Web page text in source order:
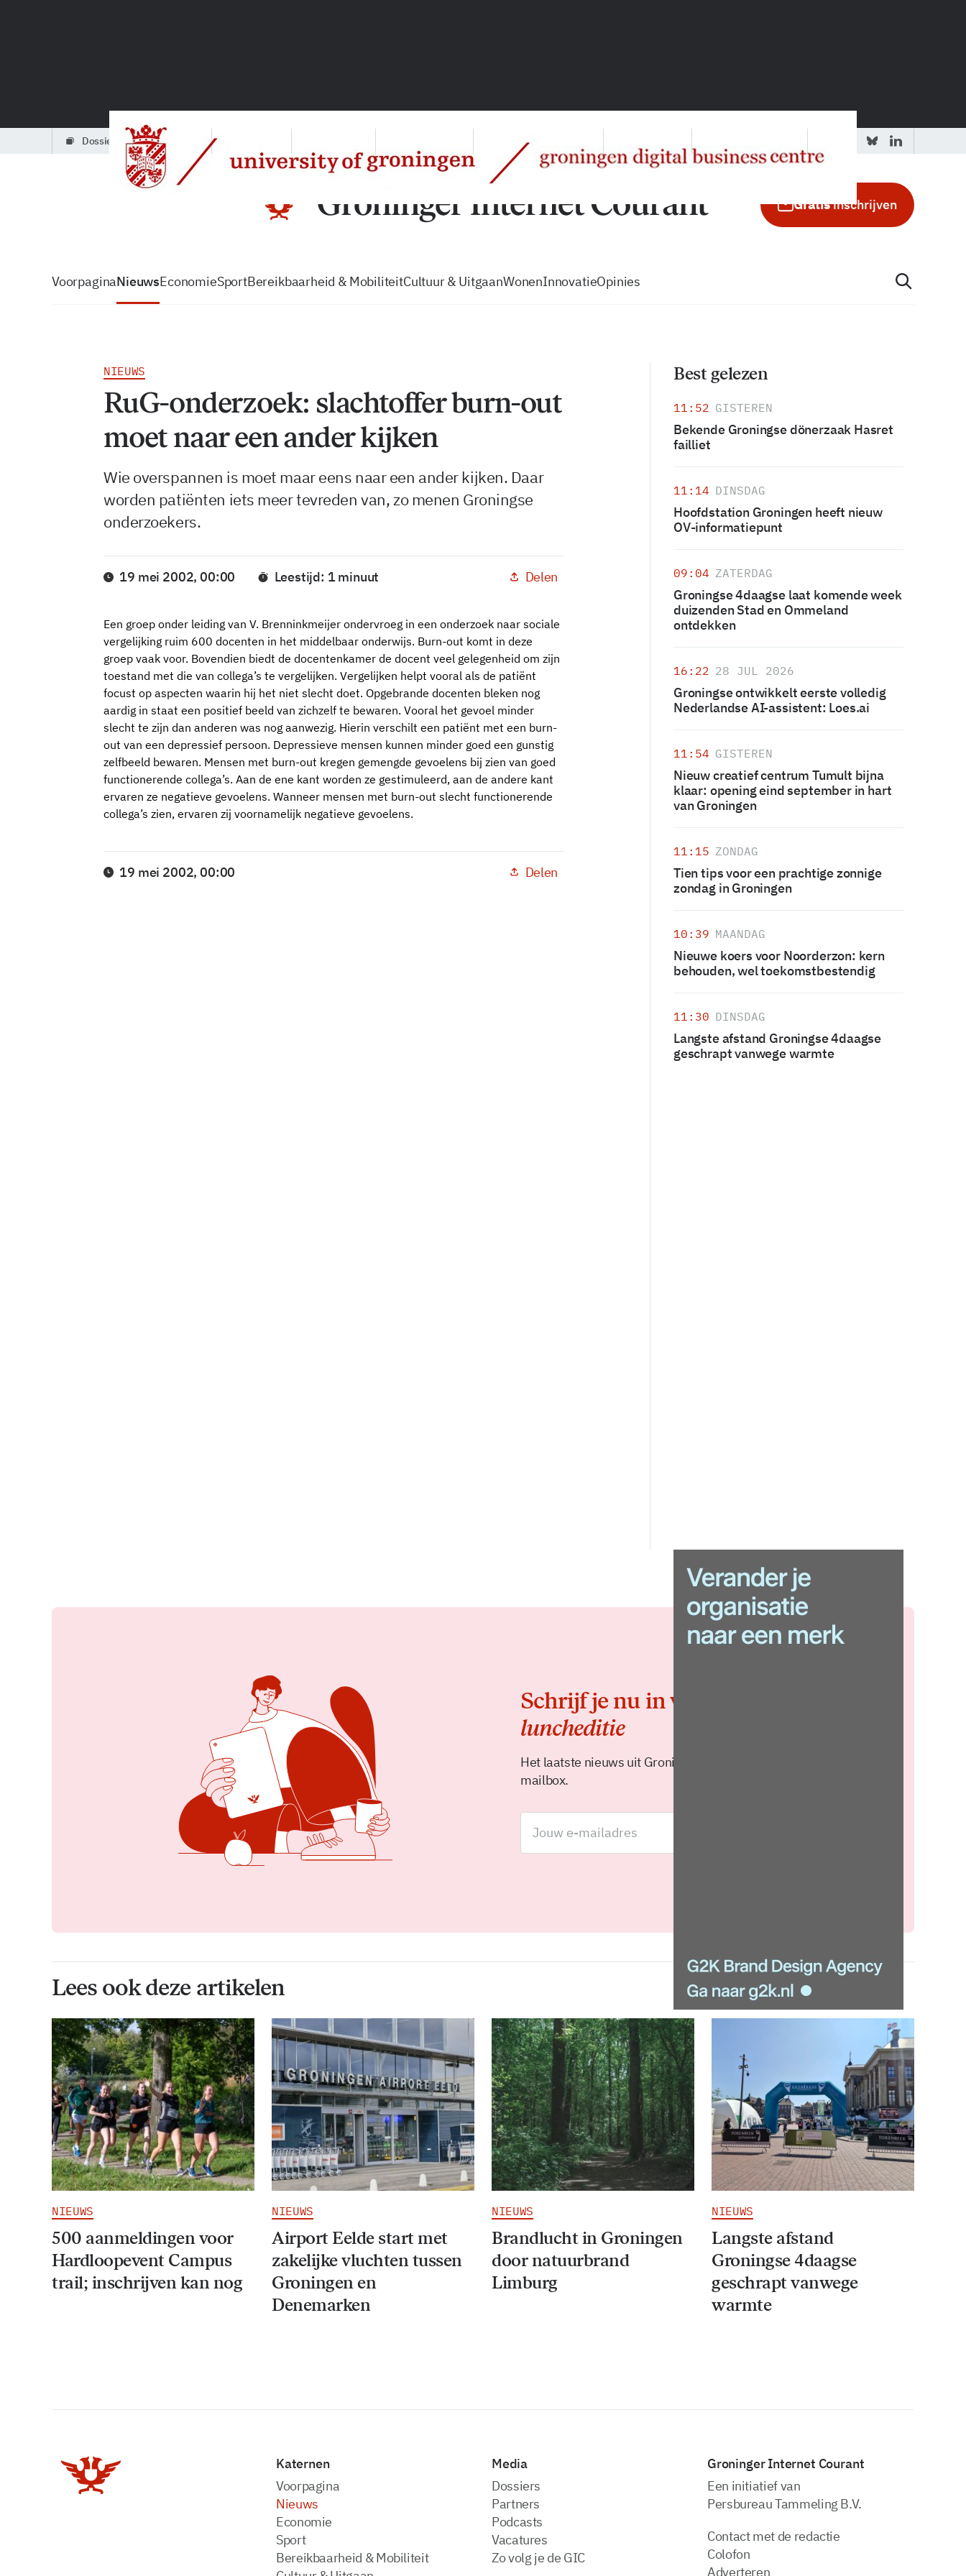
dossiers
Gratisinschrijven
VoorpaginaNieuwsEconomieSportBereikbaarheid & MobiliteitCultuur & UitgaanWonenInnovatieOpinies
NIEUWS
RuG-onderzoek: slachtoffer burn-out
moet naar een ander kijken
Wie overspannen is moet maar eens naar een ander kijken. Daar
worden patiënten iets meer tevreden van, zo menen Groningse
onderzoekers.
19 mei 2002, 00:00 Leestijd: 1 minuut Delen
Een groep onder leiding van V. Brenninkmeijer ondervroeg in een onderzoek naar sociale
vergelijking ruim 600 docenten in het middelbaar onderwijs. Burn-out komt in deze
groep vaak voor. Bovendien biedt de docentenkamer de docent veel gelegenheid om zijn
toestand met die van collega’s te vergelijken. Vergelijken helpt vooral als de patiënt
focust op aspecten waarin hij het niet slecht doet. Opgebrande docenten bleken nog
aardig in staat een positief beeld van zichzelf te bewaren. Vooral het gevoel minder
slecht te zijn dan anderen was nog aanwezig. Hierin verschilt een patiënt met een burn-
out van een depressief persoon. Depressieve mensen kunnen minder goed een gunstig
zelfbeeld bewaren. Mensen met burn-out kregen gemengde gevoelens bij zien van goed
functionerende collega’s. Aan de ene kant worden ze gestimuleerd, aan de andere kant
ervaren ze negatieve gevoelens. Wanneer mensen met burn-out slecht functionerende
collega’s zien, ervaren zij voornamelijk negatieve gevoelens.
19 mei 2002, 00:00 Delen
Best gelezen
11:52 GISTEREN
Bekende Groningse dönerzaak Hasret
failliet
11:14 DINSDAG
Hoofdstation Groningen heeft nieuw
OV-informatiepunt
09:04 ZATERDAG
Groningse 4daagse laat komende week
duizenden Stad en Ommeland
ontdekken
16:22 28 JUL 2026
Groningse ontwikkelt eerste volledig
Nederlandse AI-assistent: Loes.ai
11:54 GISTEREN
Nieuw creatief centrum Tumult bijna
klaar: opening eind september in hart
van Groningen
11:15 ZONDAG
Tien tips voor een prachtige zonnige
zondag in Groningen
10:39 MAANDAG
Nieuwe koers voor Noorderzon: kern
behouden, wel toekomstbestendig
11:30 DINSDAG
Langste afstand Groningse 4daagse
geschrapt vanwege warmte
Schrijf je nu in voor de
luncheditie
Het laatste nieuws uit Groningen elke middag in je
mailbox.
Lees ook deze artikelen
NIEUWS
500 aanmeldingen voor
Hardloopevent Campus
trail; inschrijven kan nog
NIEUWS
Airport Eelde start met
zakelijke vluchten tussen
Groningen en
Denemarken
NIEUWS
Brandlucht in Groningen
door natuurbrand
Limburg
NIEUWS
Langste afstand
Groningse 4daagse
geschrapt vanwege
warmte
Katernen
Voorpagina
Nieuws
Economie
Sport
Bereikbaarheid & Mobiliteit
Media
dossiers
partners
podcasts
vacatures
zo volg je de GIC
Groninger Internet Courant
Een initiatief van
Persbureau Tammeling B.V.
Contact met de redactie
Colofon
Adverteren